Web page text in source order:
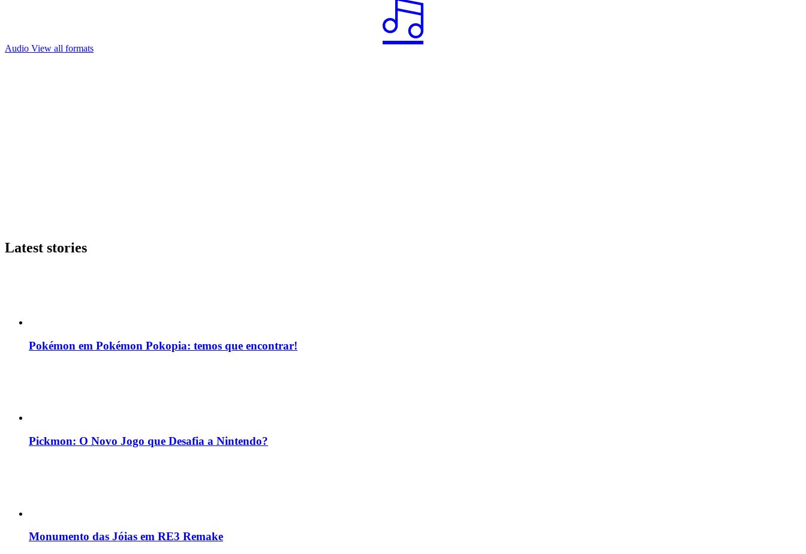
Audio View all formats
Latest stories
Pokémon em Pokémon Pokopia: temos que encontrar!
Pickmon: O Novo Jogo que Desafia a Nintendo?
Monumento das Jóias em RE3 Remake